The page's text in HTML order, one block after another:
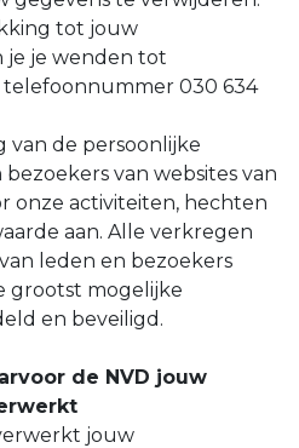
tot jouw
je je wenden tot
030 634
van de persoonlijke
van websites van
onze activiteiten, hechten
aan. Alle verkregen
leden en bezoekers
grootst mogelijke
en beveiligd.
de NVD jouw
jouw